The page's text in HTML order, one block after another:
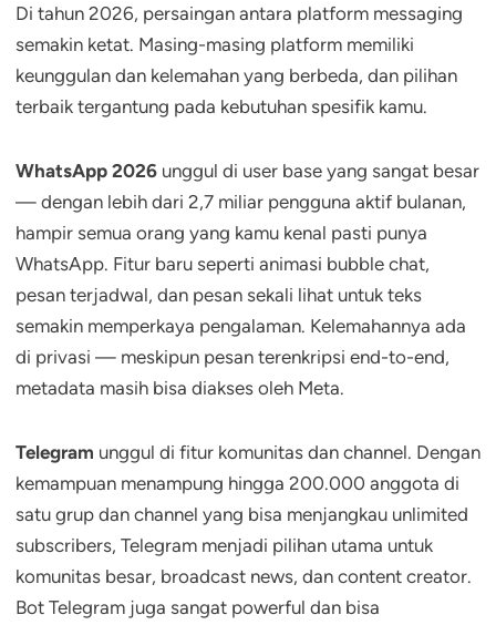
Di tahun 2026, persaingan antara platform messaging
semakin ketat. Masing-masing platform memiliki
keunggulan dan kelemahan yang berbeda, dan pilihan
terbaik tergantung pada kebutuhan spesifik kamu.
WhatsApp 2026 unggul di user base yang sangat besar
— dengan lebih dari 2,7 miliar pengguna aktif bulanan,
hampir semua orang yang kamu kenal pasti punya
WhatsApp. Fitur baru seperti animasi bubble chat,
pesan terjadwal, dan pesan sekali lihat untuk teks
semakin memperkaya pengalaman. Kelemahannya ada
di privasi — meskipun pesan terenkripsi end-to-end,
metadata masih bisa diakses oleh Meta.
Telegram unggul di fitur komunitas dan channel. Dengan
kemampuan menampung hingga 200.000 anggota di
satu grup dan channel yang bisa menjangkau unlimited
subscribers, Telegram menjadi pilihan utama untuk
komunitas besar, broadcast news, dan content creator.
Bot Telegram juga sangat powerful dan bisa